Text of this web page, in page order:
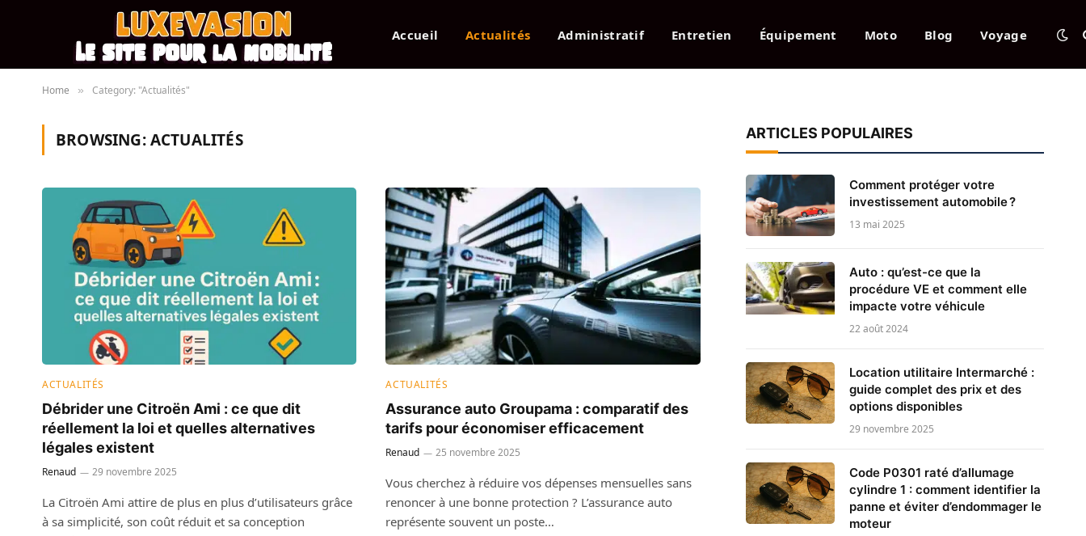
Accueil Actualités Administratif Entretien Équipement Moto Blog Voyage
Home » Category: "Actualités"
BROWSING:ACTUALITÉS
ACTUALITÉS
Débrider une Citroën Ami : ce que dit
réellement la loi et quelles alternatives
légales existent
Renaud 29 novembre 2025
La Citroën Ami attire de plus en plus d’utilisateurs grâce
à sa simplicité, son coût réduit et sa conception
ACTUALITÉS
Assurance auto Groupama : comparatif des
tarifs pour économiser efficacement
Renaud 25 novembre 2025
Vous cherchez à réduire vos dépenses mensuelles sans
renoncer à une bonne protection ? L’assurance auto
représente souvent un poste…
ARTICLES POPULAIRES
Comment protéger votre
investissement automobile ?
13 mai 2025
Auto : qu’est-ce que la
procédure VE et comment elle
impacte votre véhicule
22 août 2024
Location utilitaire Intermarché :
guide complet des prix et des
options disponibles
29 novembre 2025
Code P0301 raté d’allumage
cylindre 1 : comment identifier la
panne et éviter d’endommager le
moteur